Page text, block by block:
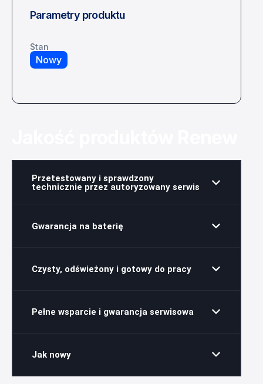
Parametry produktu
Stan
Nowy
Przetestowany i sprawdzony
technicznie przez autoryzowany serwis
Gwarancja na baterię
Czysty, odświeżony i gotowy do pracy
Pełne wsparcie i gwarancja serwisowa
Jak nowy